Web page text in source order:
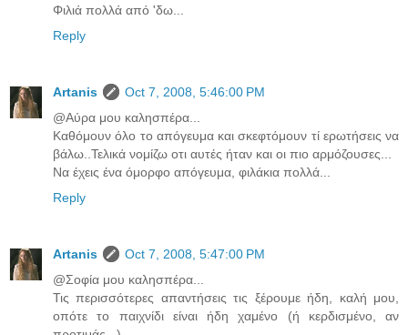
Φιλιά πολλά από 'δω...
Reply
Artanis
Oct 7, 2008, 5:46:00 PM
@Αύρα μου καλησπέρα...
Καθόμουν όλο το απόγευμα και σκεφτόμουν τί ερωτήσεις να
βάλω..Τελικά νομίζω οτι αυτές ήταν και οι πιο αρμόζουσες...
Να έχεις ένα όμορφο απόγευμα, φιλάκια πολλά...
Reply
Artanis
Oct 7, 2008, 5:47:00 PM
@Σοφία μου καλησπέρα...
Τις περισσότερες απαντήσεις τις ξέρουμε ήδη, καλή μου,
οπότε το παιχνίδι είναι ήδη χαμένο (ή κερδισμένο, αν